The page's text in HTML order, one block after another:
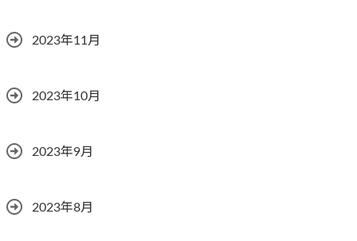
2023年11月
2023年10月
2023年9月
2023年8月